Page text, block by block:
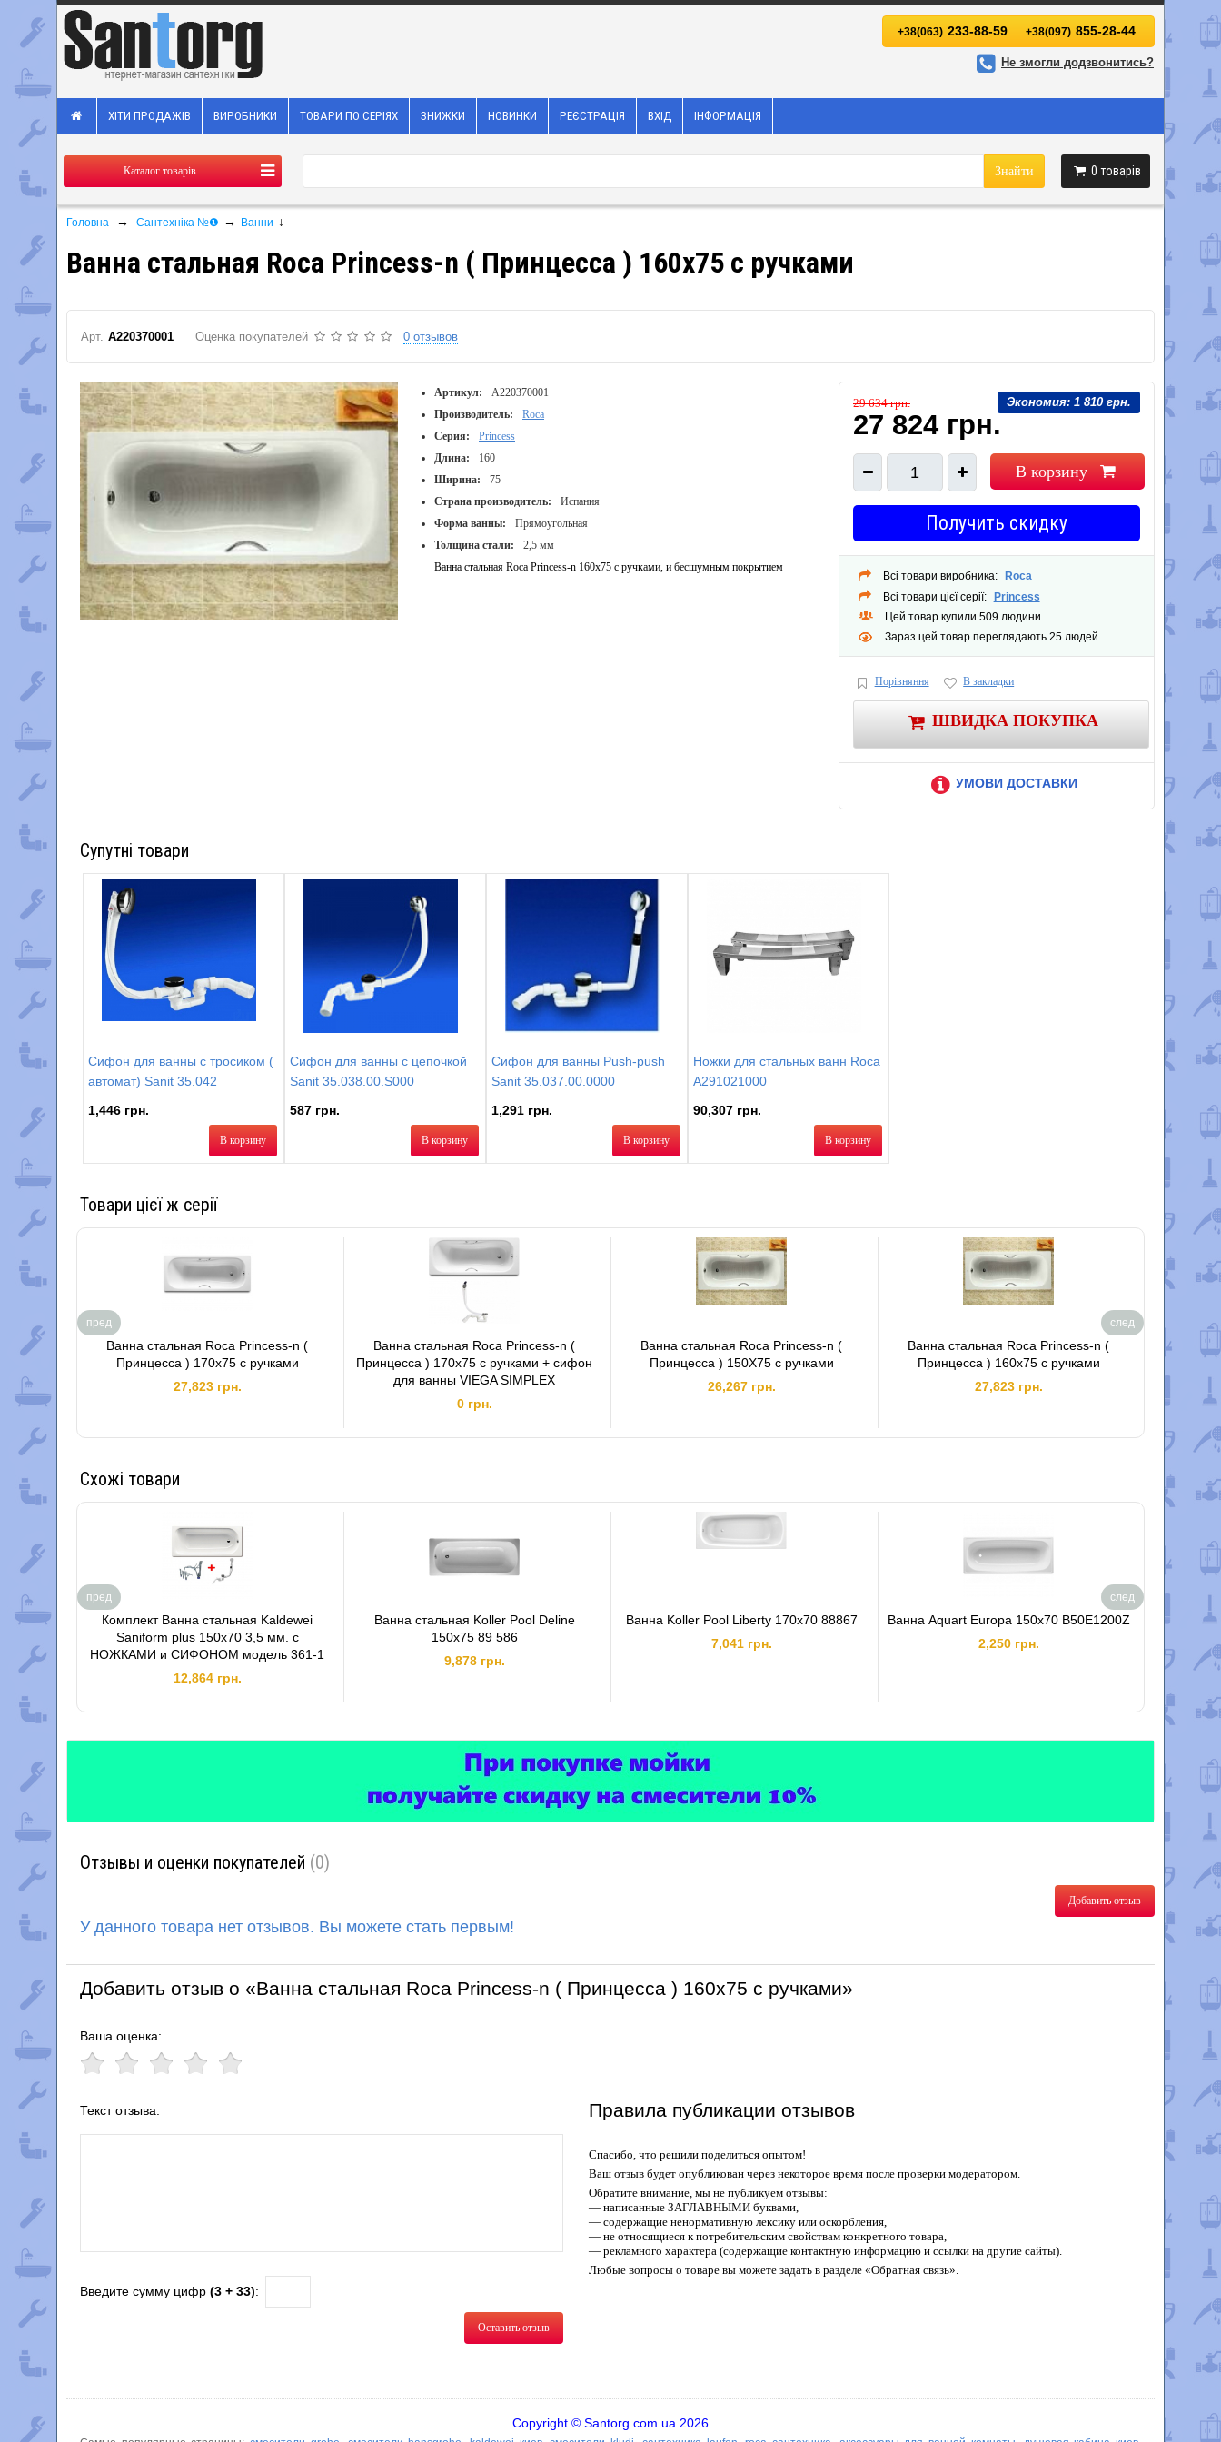
+38(063) 233-88-59 +38(097) 855-28-44
Не змогли додзвонитись?
ХІТИ ПРОДАЖІВ ВИРОБНИКИ ТОВАРИ ПО СЕРІЯХ ЗНИЖКИ НОВИНКИ РЕЄСТРАЦІЯ ВХІД ІНФОРМАЦІЯ
Каталог товарів 0 товарів
Знайти
Головна → Сантехніка №❶ → Ванни ↓
Ванна стальная Roca Princess-n ( Принцесса ) 160x75 с ручками
Арт. A220370001 Оценка покупателей 0 отзывов
Артикул:
A220370001
Производитель:
Roca
Серия:
Princess
Длина:
160
Ширина:
75
Страна производитель:
Испания
Форма ванны:
Прямоугольная
Толщина стали:
2,5 мм
Ванна стальная Roca Princess-n 160x75 с ручками, и бесшумным покрытием
Экономия: 1 810 грн.
29 634 грн.
27 824 грн.
1 В корзину
Получить скидку
Всі товари виробника:
Roca
Всі товари цієї серії:
Princess
Цей товар купили 509 людини
Зараз цей товар переглядають 25 людей
Порівняння В закладки
ШВИДКА ПОКУПКА
УМОВИ ДОСТАВКИ
Супутні товари
Сифон для ванны с тросиком (
автомат) Sanit 35.042
1,446 грн.
В корзину
Сифон для ванны с цепочкой
Sanit 35.038.00.S000
587 грн.
В корзину
Сифон для ванны Push-push
Sanit 35.037.00.0000
1,291 грн.
В корзину
Ножки для стальных ванн Roca
A291021000
90,307 грн.
В корзину
Товари цієї ж серії
Ванна стальная Roca Princess-n (
Принцесса ) 170x75 с ручками
27,823 грн.
Ванна стальная Roca Princess-n (
Принцесса ) 170x75 с ручками + сифон
для ванны VIEGA SIMPLEX
0 грн.
Ванна стальная Roca Princess-n (
Принцесса ) 150Х75 с ручками
26,267 грн.
Ванна стальная Roca Princess-n (
Принцесса ) 160x75 с ручками
27,823 грн.
Все
пред след
Схожі товари
Комплект Ванна стальная Kaldewei
Saniform plus 150x70 3,5 мм. с
НОЖКАМИ и СИФОНОМ модель 361-1
12,864 грн.
Ванна стальная Koller Pool Deline
150х75 89 586
9,878 грн.
Ванна Koller Pool Liberty 170х70 88867
7,041 грн.
Ванна Aquart Europa 150х70 B50E1200Z
2,250 грн.
Ванна
пред след
Отзывы и оценки покупателей (0)
Добавить отзыв
У данного товара нет отзывов. Вы можете стать первым!
Добавить отзыв о «Ванна стальная Roca Princess-n ( Принцесса ) 160x75 с ручками»
Ваша оценка:
Текст отзыва:
Введите сумму цифр (3 + 33):
Оставить отзыв
Правила публикации отзывов
Спасибо, что решили поделиться опытом!
Ваш отзыв будет опубликован через некоторое время после проверки модератором.
Обратите внимание, мы не публикуем отзывы:
— написанные ЗАГЛАВНЫМИ буквами,
— содержащие ненормативную лексику или оскорбления,
— не относящиеся к потребительским свойствам конкретного товара,
— рекламного характера (содержащие контактную информацию и ссылки на другие сайты).
Любые вопросы о товаре вы можете задать в разделе «Обратная связь».
Copyright © Santorg.com.ua 2026